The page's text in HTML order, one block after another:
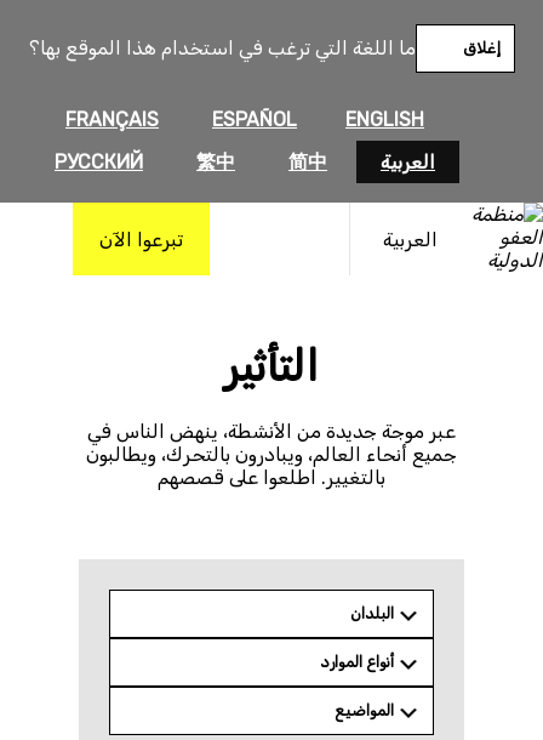
ما اللغة التي ترغب في استخدام هذا الموقع بها؟
ENGLISH
ESPAÑOL
FRANÇAIS
العربية
简中
繁中
РУССКИЙ
إغلاق
العربية تبرعوا الآن
المحتوى
التأثير
عبر موجة جديدة من الأنشطة، ينهض الناس في
جميع أنحاء العالم، ويبادرون بالتحرك، ويطالبون
بالتغيير. اطلعوا على قصصهم
البلدان
أنواع الموارد
المواضيع